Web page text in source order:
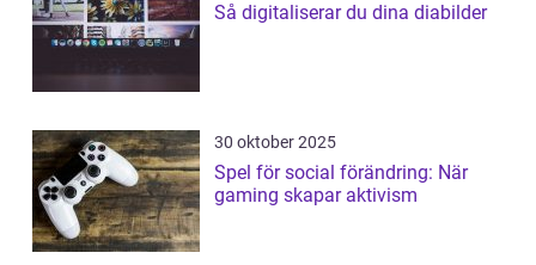
Så digitaliserar du dina diabilder
30 oktober 2025
Spel för social förändring: När
gaming skapar aktivism